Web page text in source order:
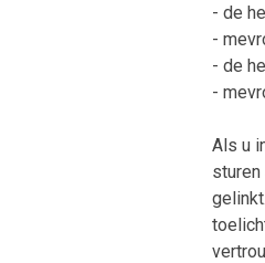
- de
-
- de
-
Als u